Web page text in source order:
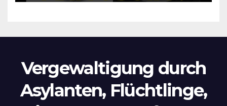
Vergewaltigung durch
Asylanten, Flüchtlinge,